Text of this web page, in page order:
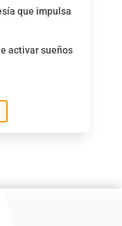
que impulsa
activar sueños